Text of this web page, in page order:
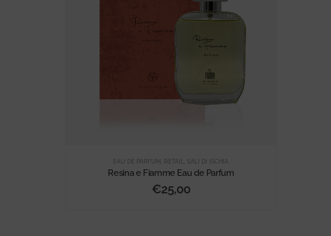
EAU DE PARFUM RETAIL SALI DI ISCHIA
Resina e Fiamme Eau de Parfum
€25,00